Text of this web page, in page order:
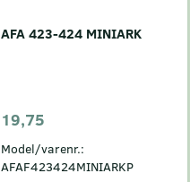
AFA 423-424 MINIARK
19,75
Model/varenr.:
AFAF423424MINIARKP